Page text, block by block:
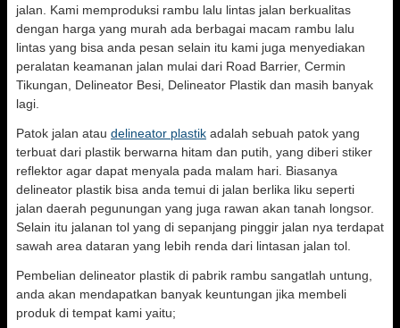
jalan. Kami memproduksi rambu lalu lintas jalan berkualitas
dengan harga yang murah ada berbagai macam rambu lalu
lintas yang bisa anda pesan selain itu kami juga menyediakan
peralatan keamanan jalan mulai dari Road Barrier, Cermin
Tikungan, Delineator Besi, Delineator Plastik dan masih banyak
lagi.
Patok jalan atau delineator plastik adalah sebuah patok yang
terbuat dari plastik berwarna hitam dan putih, yang diberi stiker
reflektor agar dapat menyala pada malam hari. Biasanya
delineator plastik bisa anda temui di jalan berlika liku seperti
jalan daerah pegunungan yang juga rawan akan tanah longsor.
Selain itu jalanan tol yang di sepanjang pinggir jalan nya terdapat
sawah area dataran yang lebih renda dari lintasan jalan tol.
Pembelian delineator plastik di pabrik rambu sangatlah untung,
anda akan mendapatkan banyak keuntungan jika membeli
produk di tempat kami yaitu;